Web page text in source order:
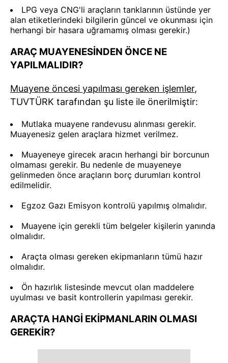
LPG veya CNG'li araçların tanklarının üstünde yer
alan etiketlerindeki bilgilerin güncel ve okunması için
herhangi bir hasara uğramamış olması gerekir.)
ARAÇ MUAYENESİNDEN ÖNCE NE
YAPILMALIDIR?
Muayene öncesi yapılması gereken işlemler,
TUVTÜRK tarafından şu liste ile önerilmiştir:
Mutlaka muayene randevusu alınması gerekir.
Muayenesiz gelen araçlara hizmet verilmez.
Muayeneye girecek aracın herhangi bir borcunun
olmaması gerekir. Bu nedenle de muayeneye
gelinmeden önce araçların borç durumları kontrol
edilmelidir.
Egzoz Gazı Emisyon kontrolü yapılmış olmalıdır.
Muayene için gerekli tüm belgeler kişilerin yanında
olmalıdır.
Araçta olması gereken ekipmanların tümü hazır
olmalıdır.
Ön hazırlık listesinde mevcut olan maddelere
uyulması ve basit kontrollerin yapılması gerekir.
ARAÇTA HANGİ EKİPMANLARIN OLMASI
GEREKİR?